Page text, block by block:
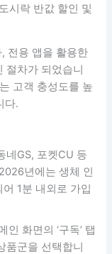
시락 반값 할인 및
전용 앱을 활용한
절차가 되었습니
고객 충성도를 높
다.
네GS, 포켓CU 등
년에는 생체 인
1분 내외로 가입
인 화면의 ‘구독’ 탭
품군을 선택합니